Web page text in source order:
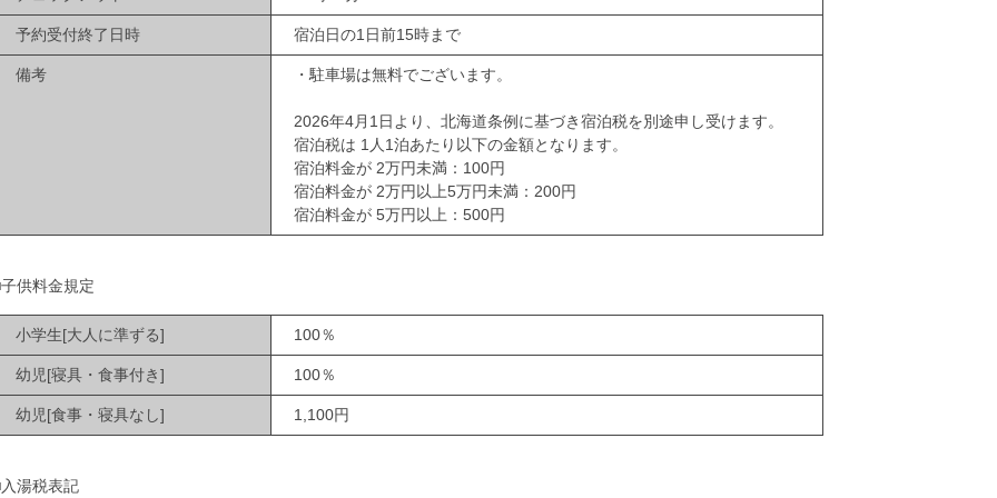
予約受付終了日時 宿泊日の1日前15時まで
備考 ・駐車場は無料でございます。
2026年4月1日より、北海道条例に基づき宿泊税を別途申し受けます。
宿泊税は 1人1泊あたり以下の金額となります。
宿泊料金が 2万円未満：100円
宿泊料金が 2万円以上5万円未満：200円
宿泊料金が 5万円以上：500円
供料金規定
小学生[大人に準ずる] 100％
幼児[寝具・食事付き] 100％
幼児[食事・寝具なし] 1,100円
湯税表記